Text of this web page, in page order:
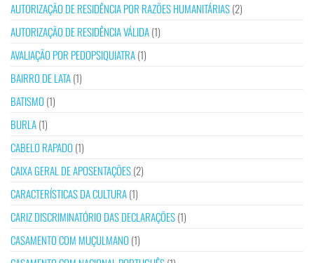
AUTORIZAÇÃO DE RESIDÊNCIA POR RAZÕES HUMANITÁRIAS(2)
AUTORIZAÇÃO DE RESIDÊNCIA VÁLIDA(1)
AVALIAÇÃO POR PEDOPSIQUIATRA(1)
BAIRRO DE LATA(1)
BATISMO (1)
BURLA(1)
CABELO RAPADO (1)
CAIXA GERAL DE APOSENTAÇÕES(2)
CARACTERÍSTICAS DA CULTURA(1)
CARIZ DISCRIMINATÓRIO DAS DECLARAÇÕES(1)
CASAMENTO COM MUÇULMANO (1)